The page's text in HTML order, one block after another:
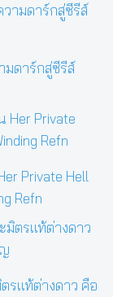
มดาร์กสู่ซีรีส์
Private Hell
Refn
รแท้ต่างดาว คือ